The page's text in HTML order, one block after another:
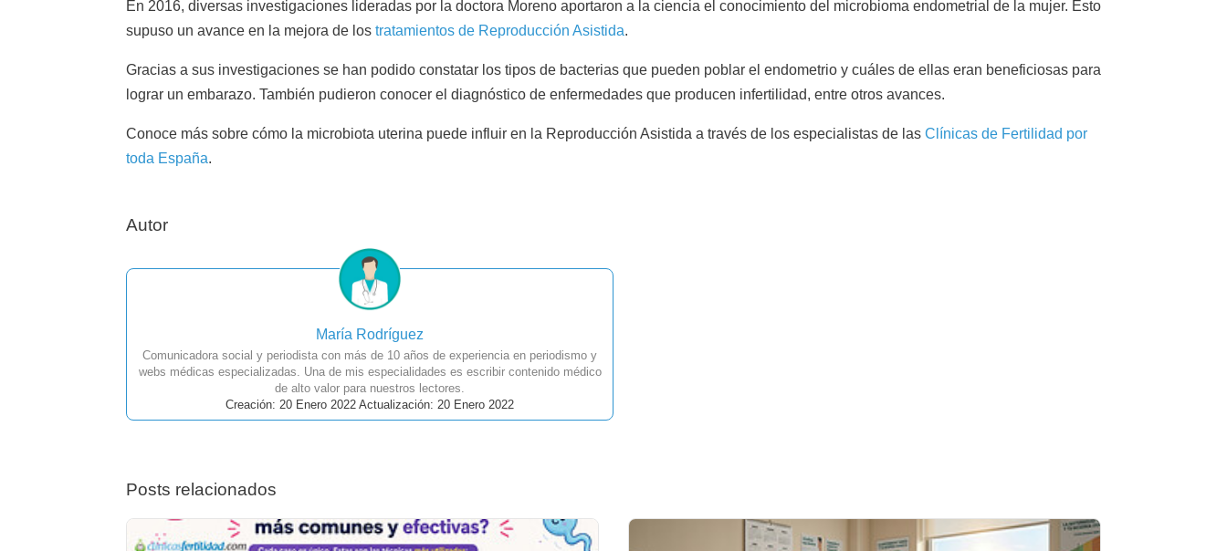
En 2016, diversas investigaciones lideradas por la doctora Moreno aportaron a la ciencia el conocimiento del microbioma endometrial de la mujer. Esto
supuso un avance en la mejora de los tratamientos de Reproducción Asistida.
Gracias a sus investigaciones se han podido constatar los tipos de bacterias que pueden poblar el endometrio y cuáles de ellas eran beneficiosas para
lograr un embarazo. También pudieron conocer el diagnóstico de enfermedades que producen infertilidad, entre otros avances.
Conoce más sobre cómo la microbiota uterina puede influir en la Reproducción Asistida a través de los especialistas de las Clínicas de Fertilidad por
toda España.
Autor
María Rodríguez
Comunicadora social y periodista con más de 10 años de experiencia en periodismo y
webs médicas especializadas. Una de mis especialidades es escribir contenido médico
de alto valor para nuestros lectores.
Creación: 20 Enero 2022 Actualización: 20 Enero 2022
Posts relacionados